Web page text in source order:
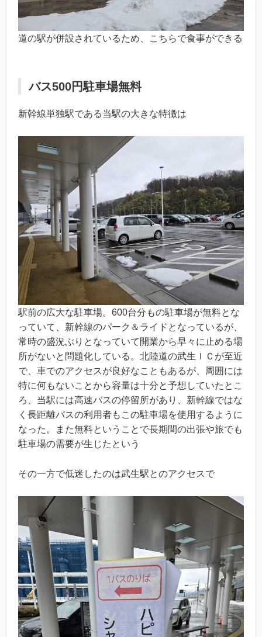
道の駅が併設されているため、こちらで食事ができる
バス500円駐車場無料
新幹線単独駅である当駅の大きな特徴は
駅前の広大な駐車場。600台分もの駐車場が無料とな
っていて、新幹線のパーク＆ライドとなっているが、
常時の盛況ぶりとなっていて開業から早々に止める場
所がないと問題化している。北陸道の武生ＩＣが至近
で、車でのアクセスが良好なこともあるが、周囲には
特に何もないことから容量は十分と予想していたとこ
ろ、当駅には高速バスの停留所があり、新幹線ではな
く長距離バスの利用者もこの駐車場を使用するように
なった。また無料ということで長期間の出張や旅でも
駐車場の需要が生じたという
その一方で低迷したのは武生駅とのアクセスで